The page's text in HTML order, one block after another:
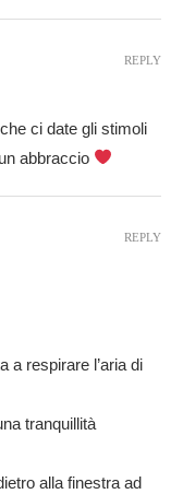
ci date gli stimoli
abbraccio
REPLY
a respirare l’aria di
tranquillità
alla finestra ad
REPLY